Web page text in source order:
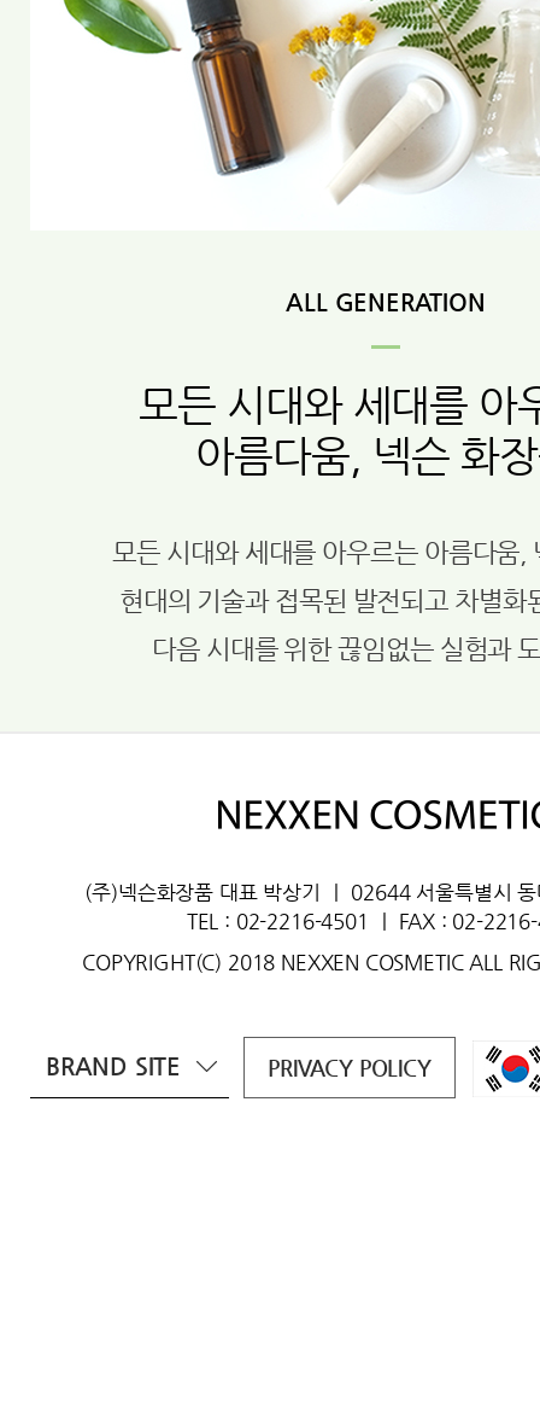
ALL GENERATION
모든 시대와 세대를 아
아름다움, 넥슨 화
모든 시대와 세대를 아우르는 아름다움,
현대의 기술과 접목된 발전되고 차별화
다음 시대를 위한 끊임없는 실험과
(주)넥슨화장품 대표 박상기
02644 서울특별시
TEL : 02-2216-4501
FAX : 02-
COPYRIGHT(C) 2018 NEXXEN COSMETIC ALL
BRAND SITE PRIVACY POLICY